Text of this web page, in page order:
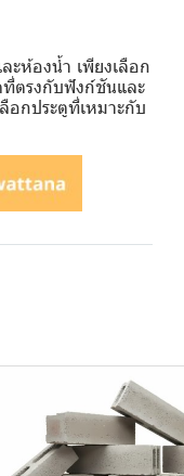
ะห้องน้ำ เพียงเลือก
ตรงกับฟังก์ชันและ
กประตูที่เหมาะกับ